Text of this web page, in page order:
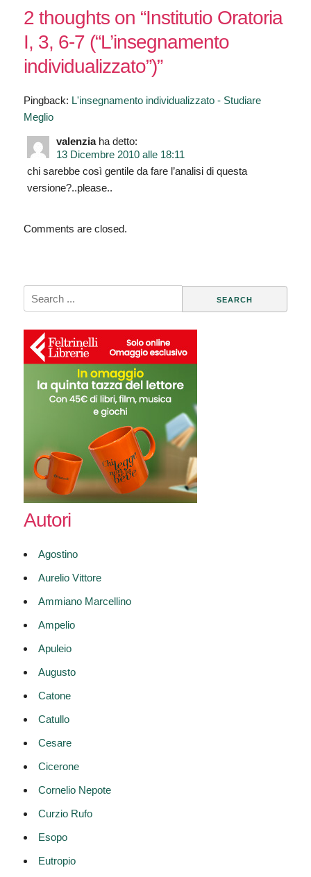
2 thoughts on “Institutio Oratoria
I, 3, 6-7 (“L’insegnamento
individualizzato”)”
Pingback: L'insegnamento individualizzato - Studiare
Meglio
valenzia ha detto:
13 Dicembre 2010 alle 18:11
chi sarebbe così gentile da fare l’analisi di questa
versione?..please..
Comments are closed.
Search
for:
Autori
Agostino
Aurelio Vittore
Ammiano Marcellino
Ampelio
Apuleio
Augusto
Catone
Catullo
Cesare
Cicerone
Cornelio Nepote
Curzio Rufo
Esopo
Eutropio